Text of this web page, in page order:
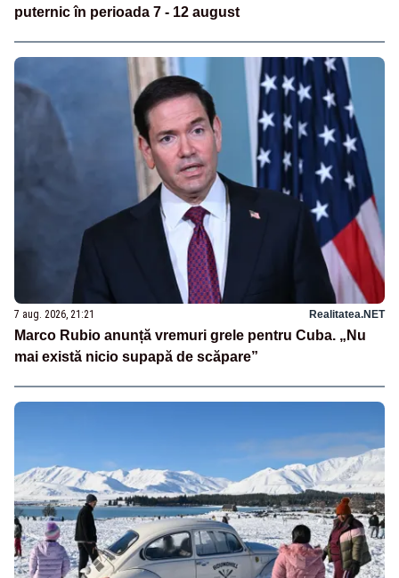
puternic în perioada 7 - 12 august
7 aug. 2026, 21:21 Realitatea.NET
Marco Rubio anunță vremuri grele pentru Cuba. „Nu
mai există nicio supapă de scăpare”